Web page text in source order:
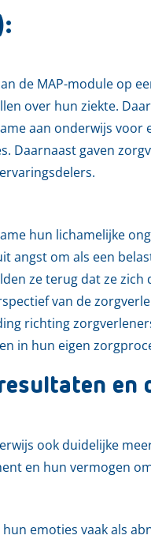
de MAP-module op
over hun ziekte.
aan onderwijs voor
Daarnaast gaven
hun lichamelijke
angst om als een
ze terug dat ze zich
van de
richting
in hun eigen
en
ook duidelijke
en hun vermogen
emoties vaak als